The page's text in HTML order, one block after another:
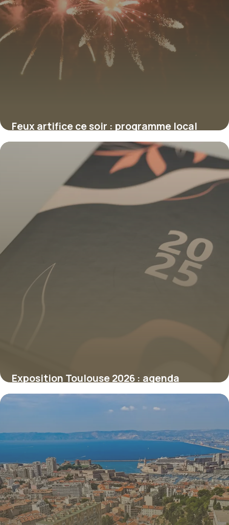
Feux artifice ce soir : programme local
2026
Exposition Toulouse 2026 : agenda
culturel